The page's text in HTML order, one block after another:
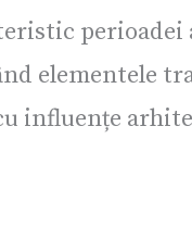
perioadei
elementele
influențe